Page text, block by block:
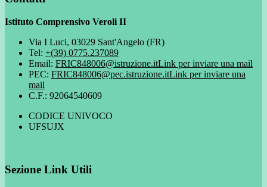
Istituto Comprensivo Veroli II
Via I Luci, 03029 Sant'Angelo (FR)
Tel: +(39) 0775.237089
Email: FRIC848006@istruzione.itLink per inviare una mail
PEC: FRIC848006@pec.istruzione.itLink per inviare una
mail
C.F.: 92064540609
CODICE UNIVOCO
UFSUJX
Sezione Link Utili